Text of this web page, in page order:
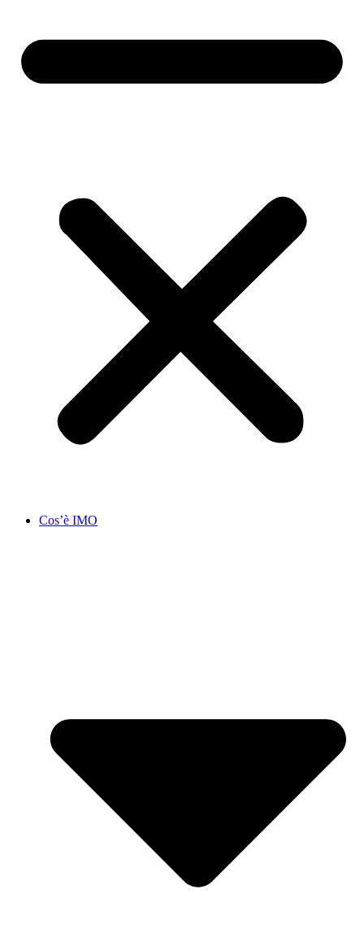
Cos’è IMO